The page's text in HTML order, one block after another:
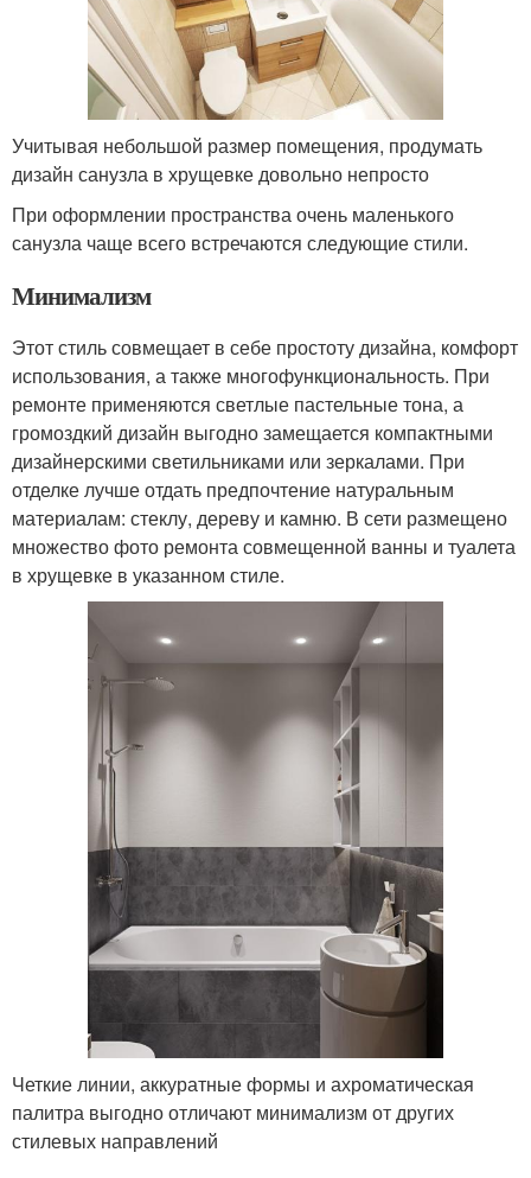
Учитывая небольшой размер помещения, продумать
дизайн санузла в хрущевке довольно непросто
При оформлении пространства очень маленького
санузла чаще всего встречаются следующие стили.
Минимализм
Этот стиль совмещает в себе простоту дизайна, комфорт
использования, а также многофункциональность. При
ремонте применяются светлые пастельные тона, а
громоздкий дизайн выгодно замещается компактными
дизайнерскими светильниками или зеркалами. При
отделке лучше отдать предпочтение натуральным
материалам: стеклу, дереву и камню. В сети размещено
множество фото ремонта совмещенной ванны и туалета
в хрущевке в указанном стиле.
Четкие линии, аккуратные формы и ахроматическая
палитра выгодно отличают минимализм от других
стилевых направлений